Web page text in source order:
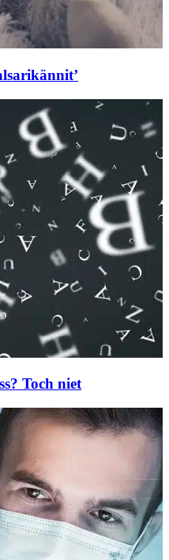
Toch niet